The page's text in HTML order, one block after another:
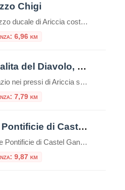
Chigi
Il palazzo ducale di Ariccia costituisce un esempio unico di dimora barocca rimasta inalterata nel suo contesto ambientale e nel suo arredamento originario, a documentare il fasto di una delle più grandi casate papali italiane: i Chigi, già proprie
6,96 km
La Salita del Diavolo, la strada antigravitazionale
Nel Lazio nei pressi di Ariccia sui Castelli Romani esiste una strada magica, la “Salita Stregata” o “Salita del Diavolo“: lungo una salita rettilinea, ogni cosa lasciata libera sul suolo, invece di scendere inizia a salire! La strada si trova precisamente al Km. 11,600 della Strada Statale 218, a pochi passi da Roma.Indice dei contenutiUn […]
7,79 km
Ville Pontificie di Castel Gandolfo
Le Ville Pontificie di Castel Gandolfo sono un insieme di palazzi e giardini appartenenti al Vaticano; estese per circa 55 ettari, più della Città del Vaticano nel centro di Roma che è solo 44 ettari. È una delle più grandi aree extraterritoriali della Santa Sede in Italia. Comprende il Palazzo Papale e tre ville storiche: […]
9,87 km